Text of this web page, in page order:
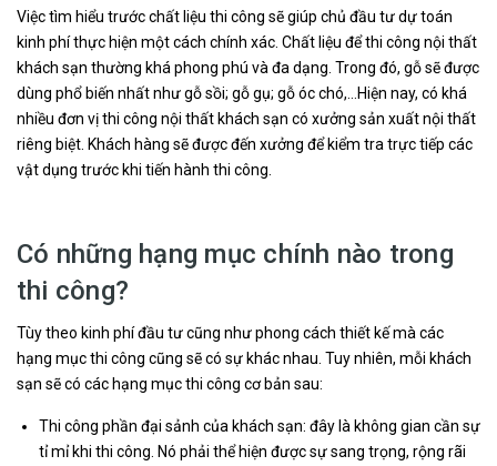
Việc tìm hiểu trước chất liệu thi công sẽ giúp chủ đầu tư dự toán
kinh phí thực hiện một cách chính xác. Chất liệu để thi công nội thất
khách sạn thường khá phong phú và đa dạng. Trong đó, gỗ sẽ được
dùng phổ biến nhất như gỗ sồi; gỗ gụ; gỗ óc chó,…Hiện nay, có khá
nhiều đơn vị thi công nội thất khách sạn có xưởng sản xuất nội thất
riêng biệt. Khách hàng sẽ được đến xưởng để kiểm tra trực tiếp các
vật dụng trước khi tiến hành thi công.
Có những hạng mục chính nào trong
thi công?
Tùy theo kinh phí đầu tư cũng như phong cách thiết kế mà các
hạng mục thi công cũng sẽ có sự khác nhau. Tuy nhiên, mỗi khách
sạn sẽ có các hạng mục thi công cơ bản sau:
Thi công phần đại sảnh của khách sạn: đây là không gian cần sự
tỉ mỉ khi thi công. Nó phải thể hiện được sự sang trọng, rộng rãi